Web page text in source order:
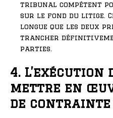
tribunal compétent
sur le fond du litige.
longue que les deux
trancher
parties.
4. L’exécution
mettre en
de contrainte